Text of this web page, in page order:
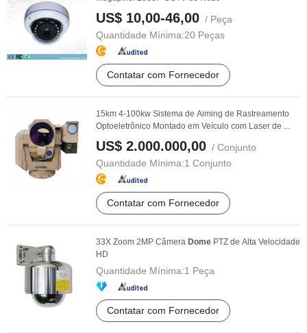
US$ 10,00-46,00 / Peça
Quantidade Mínima:20 Peças
Contatar com Fornecedor
15km 4-100kw Sistema de Aiming de Rastreamento
Optoeletrônico Montado em Veículo com Laser de ...
US$ 2.000.000,00 / Conjunto
Quantidade Mínima:1 Conjunto
Contatar com Fornecedor
33X Zoom 2MP Câmera Dome PTZ de Alta Velocidade
HD
Quantidade Mínima:1 Peça
Contatar com Fornecedor